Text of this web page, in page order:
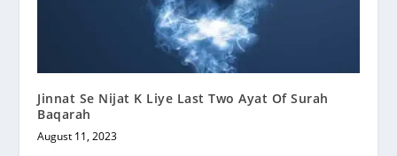
Jinnat Se Nijat K Liye Last Two Ayat Of Surah
Baqarah
August 11, 2023